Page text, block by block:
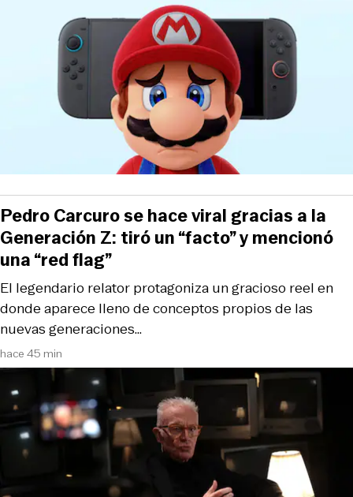
hace 45 min
El legendario relator protagoniza un gracioso reel en
donde aparece lleno de conceptos propios de las
nuevas generaciones…
Pedro Carcuro se hace viral gracias a la
Generación Z: tiró un “facto” y mencionó
una “red flag”